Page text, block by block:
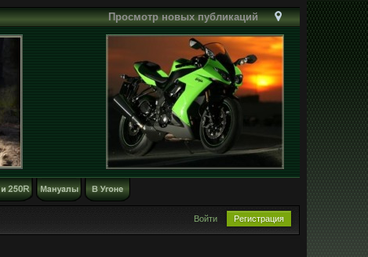
Просмотр новых публикаций
Войти Регистрация